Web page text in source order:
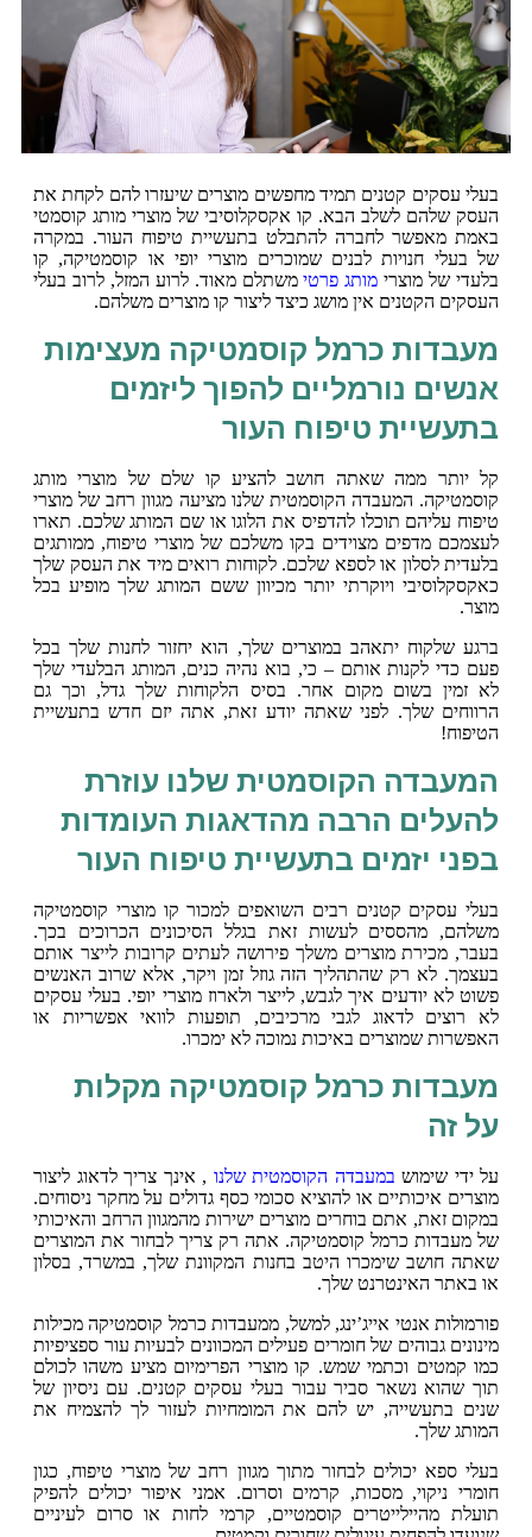
בעלי עסקים קטנים תמיד מחפשים מוצרים שיעזרו להם לקחת את
העסק שלהם לשלב הבא. קו אקסקלוסיבי של מוצרי מותג קוסמטי
באמת מאפשר לחברה להתבלט בתעשיית טיפוח העור. במקרה
של בעלי חנויות לבנים שמוכרים מוצרי יופי או קוסמטיקה, קו
בלעדי של מוצרי מותג פרטימשתלם מאוד. לרוע המזל, לרוב בעלי
העסקים הקטנים אין מושג כיצד ליצור קו מוצרים משלהם.
מעבדות כרמל קוסמטיקה מעצימות
אנשים נורמליים להפוך ליזמים
בתעשיית טיפוח העור
קל יותר ממה שאתה חושב להציע קו שלם של מוצרי מותג
קוסמטיקה. המעבדה הקוסמטית שלנו מציעה מגוון רחב של מוצרי
טיפוח עליהם תוכלו להדפיס את הלוגו או שם המותג שלכם. תארו
לעצמכם מדפים מצוידים בקו משלכם של מוצרי טיפוח, ממותגים
בלעדית לסלון או לספא שלכם. לקוחות רואים מיד את העסק שלך
כאקסקלוסיבי ויוקרתי יותר מכיוון ששם המותג שלך מופיע בכל
מוצר.
ברגע שלקוח יתאהב במוצרים שלך, הוא יחזור לחנות שלך בכל
פעם כדי לקנות אותם – כי, בוא נהיה כנים, המותג הבלעדי שלך
לא זמין בשום מקום אחר. בסיס הלקוחות שלך גדל, וכך גם
הרווחים שלך. לפני שאתה יודע זאת, אתה יזם חדש בתעשיית
הטיפוח!
המעבדה הקוסמטית שלנו עוזרת
להעלים הרבה מהדאגות העומדות
בפני יזמים בתעשיית טיפוח העור
בעלי עסקים קטנים רבים השואפים למכור קו מוצרי קוסמטיקה
משלהם, מהססים לעשות זאת בגלל הסיכונים הכרוכים בכך.
בעבר, מכירת מוצרים משלך פירושה לעתים קרובות לייצר אותם
בעצמך. לא רק שהתהליך הזה גוזל זמן ויקר, אלא שרוב האנשים
פשוט לא יודעים איך לגבש, לייצר ולארוז מוצרי יופי. בעלי עסקים
לא רוצים לדאוג לגבי מרכיבים, תופעות לוואי אפשריות או
האפשרות שמוצרים באיכות נמוכה לא ימכרו.
מעבדות כרמל קוסמטיקה מקלות
על זה
על ידי שימוש במעבדה הקוסמטית שלנו , אינך צריך לדאוג ליצור
מוצרים איכותיים או להוציא סכומי כסף גדולים על מחקר ניסוחים.
במקום זאת, אתם בוחרים מוצרים ישירות מהמגוון הרחב והאיכותי
של מעבדות כרמל קוסמטיקה. אתה רק צריך לבחור את המוצרים
שאתה חושב שימכרו היטב בחנות המקוונת שלך, במשרד, בסלון
או באתר האינטרנט שלך.
פורמולות אנטי אייג’ינג, למשל, ממעבדות כרמל קוסמטיקה מכילות
מינונים גבוהים של חומרים פעילים המכוונים לבעיות עור ספציפיות
כמו קמטים וכתמי שמש. קו מוצרי הפרימיום מציע משהו לכולם
תוך שהוא נשאר סביר עבור בעלי עסקים קטנים. עם ניסיון של
שנים בתעשייה, יש להם את המומחיות לעזור לך להצמיח את
המותג שלך.
בעלי ספא יכולים לבחור מתוך מגוון רחב של מוצרי טיפוח, כגון
חומרי ניקוי, מסכות, קרמים וסרום. אמני איפור יכולים להפיק
תועלת מהיילייטרים קוסמטיים, קרמי לחות או סרום לעיניים